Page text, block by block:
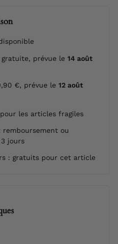
prévue le 14 août
€, prévue le 12 août
les articles fragiles
remboursement ou
jours
: gratuits pour cet article